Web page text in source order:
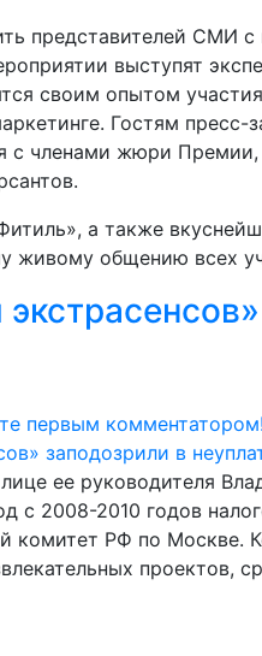
представителей СМИ
выступят
своим опытом
Гостям пресс-
с членами жюри Премии,
а также
живому общению всех
первым комментатором!
ее руководителя
с 2008-2010 годов
комитет РФ по Москве.
проектов,